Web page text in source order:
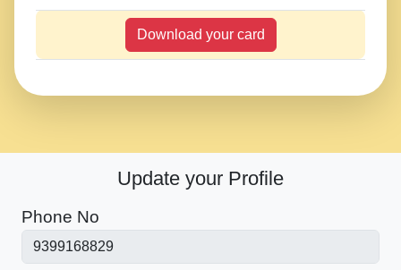
Download your card
Update your Profile
Phone No